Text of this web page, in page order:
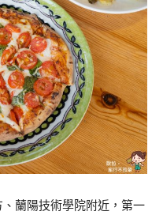
蘭陽技術學院附近，第一